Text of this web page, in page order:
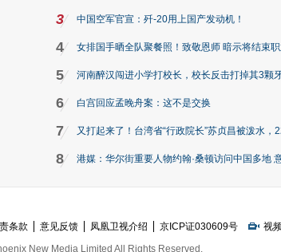
3 中国空军官宣：歼-20用上国产发动机！
4 女排国手晒全队聚餐照！致敬恩师 暗示将结束
5 河南醉汉闯进小学打校长，校长反击打掉其3颗
6 白宫回应孟晚舟案：这不是交换
7 又打起来了！台湾省“行政院长”苏贞昌被泼水，
8 港媒：华尔街重要人物约翰·桑顿访问中国多地
条款 意见反馈 凤凰卫视介绍 京ICP证030609号 视
New Media Limited All Rights Reserved.